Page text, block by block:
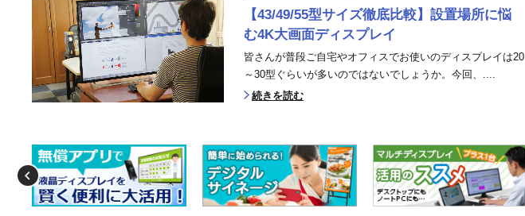
【43/49/55型サイズ徹底比較】設置場所に悩
む4K大画面ディスプレイ
皆さんが普段ご自宅やオフィスでお使いのディスプレイは20
～30型ぐらいが多いのではないでしょうか。今回、....
続きを読む